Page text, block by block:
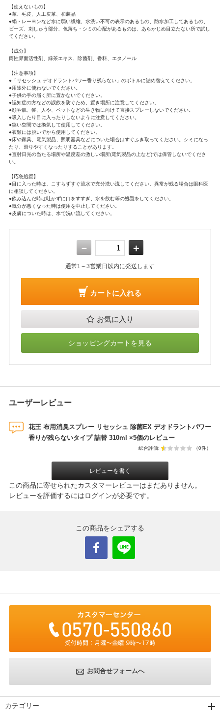
【使えないもの】
●革、毛皮、人工皮革、和装品
●絹・レーヨンなど水に弱い繊維、水洗い不可の表示のあるもの、防水加工してあるもの、
ビーズ、刺しゅう部分、色落ち・シミの心配があるものは、あらかじめ目立たない所で試し
てください。
【成分】
両性界面活性剤、緑茶エキス、除菌剤、香料、エタノール
【注意事項】
●「リセッシュ デオドラントパワー香り残らない」のボトルに詰め替えてください。
●用途外に使わないでください。
●子供の手の届く所に置かないでください。
●認知症の方などの誤飲を防ぐため、置き場所に注意してください。
●顔や肌、髪、人や、ペットなどの生き物に向けて直接スプレーしないでください。
●吸入したり目に入ったりしないように注意してください。
●狭い空間では換気して使用してください。
●衣類には脱いでから使用してください。
●床や家具、電気製品、照明器具などについた場合はすぐふき取ってください。シミになっ
たり、滑りやすくなったりすることがあります。
●直射日光の当たる場所や温度差の激しい場所(電気製品の上など)では保管しないでくださ
い。
【応急処置】
●目に入った時は、こすらずすぐ流水で充分洗い流してください。異常が残る場合は眼科医
に相談してください。
●飲み込んだ時は吐かずに口をすすぎ、水を飲む等の処置をしてください。
●気分が悪くなった時は使用を中止してください。
●皮膚についた時は、水で洗い流してください。
－ ＋
通常1～3営業日以内に発送します
カートに入れる
お気に入り
ショッピングカートを見る
ユーザーレビュー
花王 布用消臭スプレー リセッシュ 除菌EX デオドラントパワー
香りが残らないタイプ 詰替 310ml ×5個のレビュー
総合評価: （0件）
レビューを書く
この商品に寄せられたカスタマーレビューはまだありません。
レビューを評価するにはログインが必要です。
この商品をシェアする
お問合せフォームへ
カテゴリー